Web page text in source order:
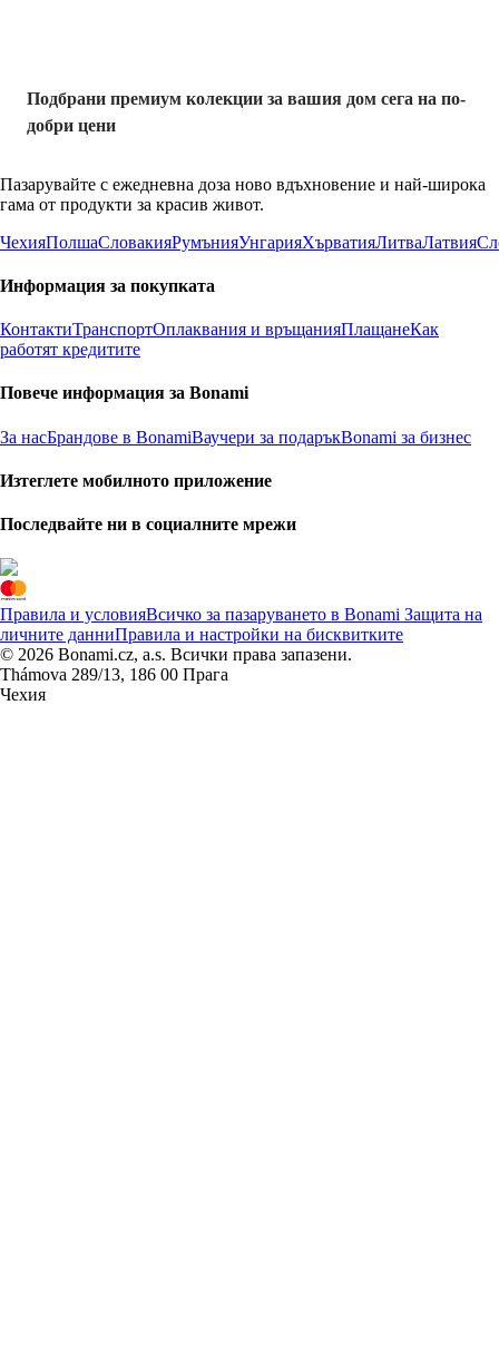
Подбрани премиум колекции за вашия дом сега на по-
добри цени
Пазарувайте с ежедневна доза ново вдъхновение и най-широка
гама от продукти за красив живот.
ЧехияПолшаСловакияРумънияУнгарияХърватияЛитваЛатвия
Информация за покупката
КонтактиТранспортОплаквания и връщанияПлащанеКак
работят кредитите
Повече информация за Bonami
За насБрандове в BonamiВаучери за подаръкBonami за бизнес
Изтеглете мобилното приложение
Последвайте ни в социалните мрежи
Правила и условияВсичко за пазаруването в Bonami Защита на
личните данниПравила и настройки на бисквитките
© 2026 Bonami.cz, a.s. Всички права запазени.
Thámova 289/13, 186 00 Прага
Чехия